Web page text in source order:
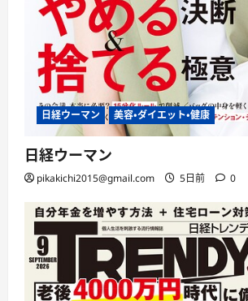
日経ウーマン 美容・ダイエット・健康
日経ウーマン
pikakichi2015@gmail.com 5日前 0